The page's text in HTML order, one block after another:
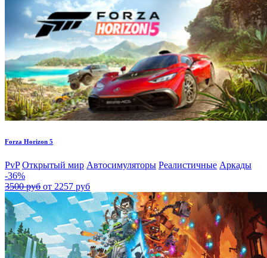
Forza Horizon 5
PvP Открытый мир Автосимуляторы Реалистичные Аркады
-36%
3500 руб от 2257 руб